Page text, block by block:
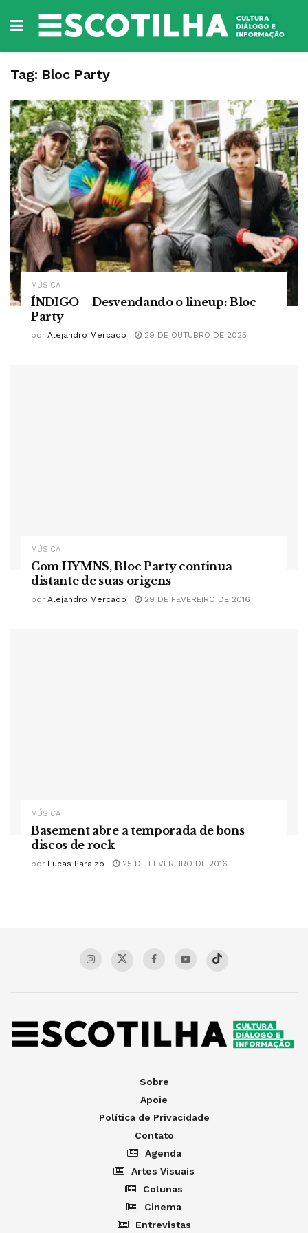
Tag: Bloc Party
MÚSICA
ÍNDIGO – Desvendando o lineup: Bloc
Party
por Alejandro Mercado 29 DE OUTUBRO DE 2025
MÚSICA
Com HYMNS, Bloc Party continua
distante de suas origens
por Alejandro Mercado 29 DE FEVEREIRO DE 2016
MÚSICA
Basement abre a temporada de bons
discos de rock
por Lucas Paraizo 25 DE FEVEREIRO DE 2016
Sobre
Apoie
Política de Privacidade
Contato
Agenda
Artes Visuais
Colunas
Cinema
Entrevistas